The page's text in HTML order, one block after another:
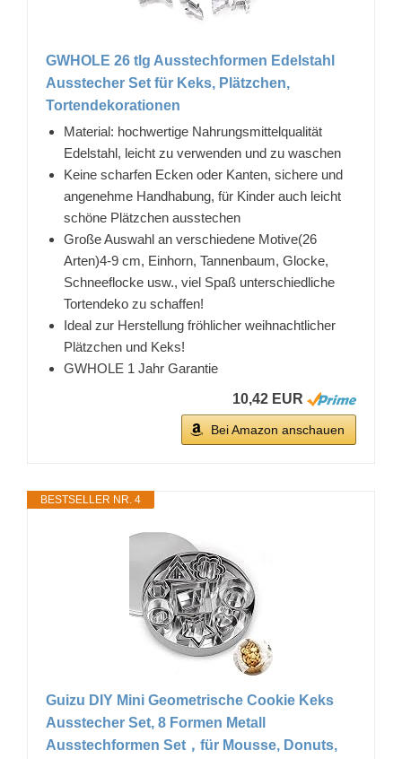
GWHOLE 26 tlg Ausstechformen Edelstahl
Ausstecher Set für Keks, Plätzchen,
Tortendekorationen
Material: hochwertige Nahrungsmittelqualität
Edelstahl, leicht zu verwenden und zu waschen
Keine scharfen Ecken oder Kanten, sichere und
angenehme Handhabung, für Kinder auch leicht
schöne Plätzchen ausstechen
Große Auswahl an verschiedene Motive(26
Arten)4-9 cm, Einhorn, Tannenbaum, Glocke,
Schneeflocke usw., viel Spaß unterschiedliche
Tortendeko zu schaffen!
Ideal zur Herstellung fröhlicher weihnachtlicher
Plätzchen und Keks!
GWHOLE 1 Jahr Garantie
10,42 EUR
Bei Amazon anschauen
BESTSELLER NR. 4
Guizu DIY Mini Geometrische Cookie Keks
Ausstecher Set, 8 Formen Metall
Ausstechformen Set，für Mousse, Donuts,